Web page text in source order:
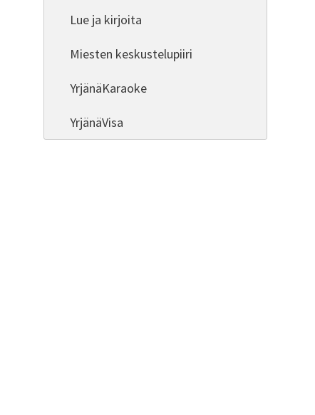
Lue ja kirjoita
Miesten keskustelupiiri
YrjänäKaraoke
YrjänäVisa